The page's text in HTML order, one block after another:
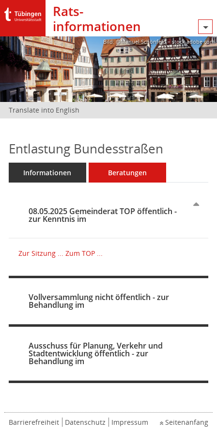
Rats­
informationen
Bild: @Manuel Schönfeld – stock.adobe.com
Translate into English
Entlastung Bundesstraßen
Informationen Beratungen
08.05.2025 Gemeinderat TOP öffentlich -
zur Kenntnis im
Zur Sitzung ... Zum TOP ...
Vollversammlung nicht öffentlich - zur
Behandlung im
Ausschuss für Planung, Verkehr und
Stadtentwicklung öffentlich - zur
Behandlung im
Barrierefreiheit Datenschutz Impressum Seitenanfang